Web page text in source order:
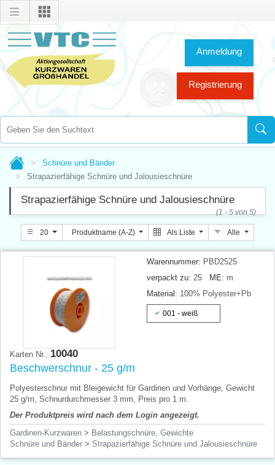
Anmeldung
Registrierung
Schnüre und Bänder
Strapazierfähige Schnüre und Jalousieschnüre
Strapazierfähige Schnüre und Jalousieschnüre
(1 - 5 von 5)
20 Produktname (A-Z) Als Liste Alle
Warennummer: PBD2525
verpackt zu: 25 ME: m
Material: 100% Polyester+Pb
001 - weiß
Karten Nr.: 10040
Beschwerschnur - 25 g/m
Polyesterschnur mit Bleigewicht für Gardinen und Vorhänge, Gewicht
25 g/m, Schnurdurchmesser 3 mm, Preis pro 1 m.
Der Produktpreis wird nach dem Login angezeigt.
Gardinen-Kurzwaren > Belastungschnüre, Gewichte
Schnüre und Bänder > Strapazierfähige Schnüre und Jalousieschnüre